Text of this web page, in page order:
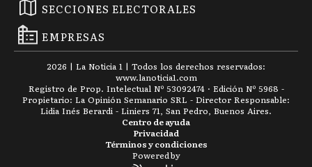
SECCIONES ELECTORALES
EMPRESAS
2026 | La Noticia 1 | Todos los derechos reservados:
www.lanoticia1.com
Registro de Prop. Intelectual Nº 53092474 · Edición Nº 5968 -
Propietario: La Opinión Semanario SRL - Director Responsable:
Lidia Inés Berardi - Liniers 71, San Pedro, Buenos Aires.
Términos y condiciones
Privacidad
Centro de ayuda
Powered by